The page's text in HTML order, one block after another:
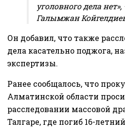
уголовного дела
Галымжан
Он добавил, что также
дела касательно поджога,
экспертизы.
Ранее сообщалось, что
Алматинской области
расследовании массовой
Талгаре, где погиб 16-